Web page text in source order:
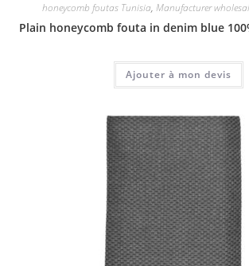
honeycomb foutas Tunisia, Manufacturer
Plain honeycomb fouta in denim blue
Ajouter à mon devis